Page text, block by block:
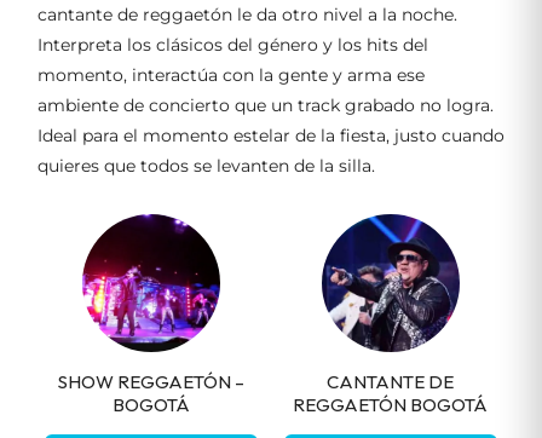
cantante de reggaetón le da otro nivel a la noche.
Interpreta los clásicos del género y los hits del
momento, interactúa con la gente y arma ese
ambiente de concierto que un track grabado no logra.
Ideal para el momento estelar de la fiesta, justo cuando
quieres que todos se levanten de la silla.
SHOW REGGAETÓN –
BOGOTÁ
CANTANTE DE
REGGAETÓN BOGOTÁ